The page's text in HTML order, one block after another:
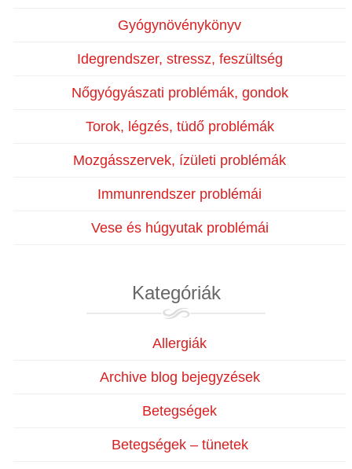
Gyógynövénykönyv
Idegrendszer, stressz, feszültség
Nőgyógyászati problémák, gondok
Torok, légzés, tüdő problémák
Mozgásszervek, ízületi problémák
Immunrendszer problémái
Vese és húgyutak problémái
Kategóriák
Allergiák
Archive blog bejegyzések
Betegségek
Betegségek – tünetek